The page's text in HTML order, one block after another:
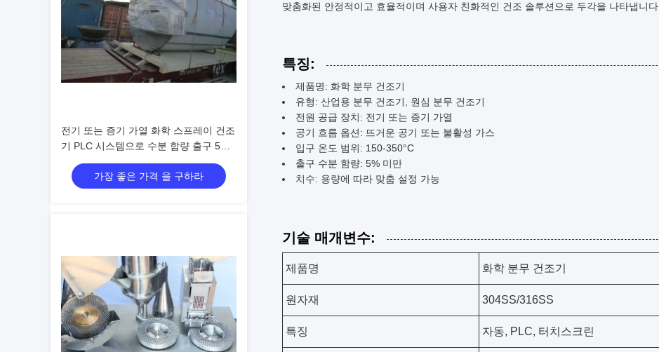
전기 또는 증기 가열 화학 스프레이 건조
기 PLC 시스템으로 수분 함량 출구 5%
미만
가장 좋은 가격 을 구하라
맞춤화된 안정적이고 효율적이며 사용자 친화적인 건조 솔루션으로 두각을 나타냅니다.
특징:
제품명: 화학 분무 건조기
유형: 산업용 분무 건조기, 원심 분무 건조기
전원 공급 장치: 전기 또는 증기 가열
공기 흐름 옵션: 뜨거운 공기 또는 불활성 가스
입구 온도 범위: 150-350°C
출구 수분 함량: 5% 미만
치수: 용량에 따라 맞춤 설정 가능
기술 매개변수:
제품명 화학 분무 건조기
원자재 304SS/316SS
특징 자동, PLC, 터치스크린